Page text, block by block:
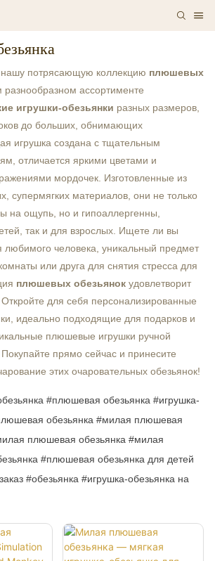
нашу потрясающую коллекцию плюшевых
разнообразном ассортименте
игрушки-обезьянки разных размеров,
до больших, обнимающих
игрушка создана с тщательным
отличается яркими цветами и
мордочек. Изготовленные из
супермягких материалов, они не только
на ощупь, но и гипоаллергенны,
так и для взрослых. Ищете ли вы
человека, уникальный предмет
или друга для снятия стресса для
плюшевых обезьянок удовлетворит
для себя персонализированные
идеально подходящие для подарков и
плюшевые игрушки ручной
прямо сейчас и принесите
этих очаровательных обезьянок!
#плюшевая обезьянка #игрушка-
обезьянка #милая плюшевая
плюшевая обезьянка #милая
#плюшевая обезьянка для детей
#обезьянка #игрушка-обезьянка на